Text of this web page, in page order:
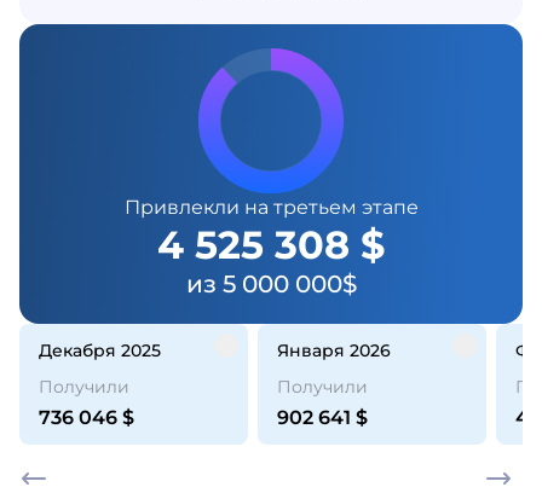
Привлекли на третьем этапе
4 525 308 $
из 5 000 000$
декабря 2025
Получили
736 046 $
января 2026
Получили
902 641 $